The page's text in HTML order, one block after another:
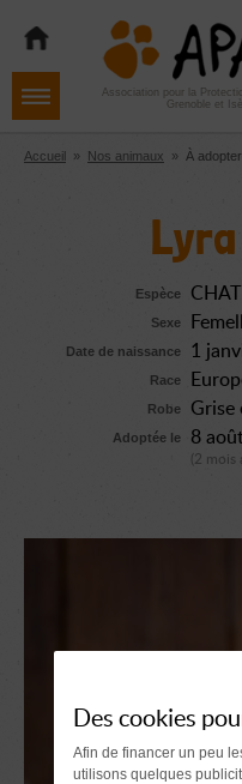
navigation
contenu
Aller
pied
de
Association pour la
Grenoble et
Accueil » Nos animaux » À adopter
Lyra
Espèce CHAT
Sexe
Date de naissance 1
Race
Robe Grise
Adoptée le 8
(2 mois
Des cookies
Afin de financer un peu
utilisons quelques